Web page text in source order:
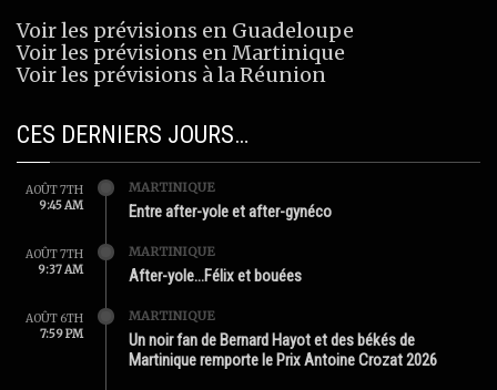
Voir les prévisions en Guadeloupe
Voir les prévisions en Martinique
Voir les prévisions à la Réunion
CES DERNIERS JOURS…
AOÛT 7TH
9:45 AM
MARTINIQUE
Entre after-yole et after-gynéco
AOÛT 7TH
9:37 AM
MARTINIQUE
After-yole…Félix et bouées
AOÛT 6TH
7:59 PM
MARTINIQUE
Un noir fan de Bernard Hayot et des békés de
Martinique remporte le Prix Antoine Crozat 2026